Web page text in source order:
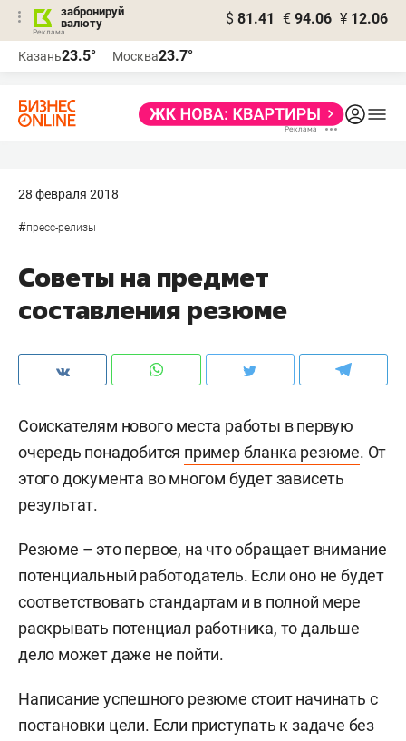
забронируй
валюту
$ 81.41 € 94.06 ¥ 12.06
Казань23.5° Москва23.7°
28 февраля 2018
#пресс-релизы
Советы на предмет
составления резюме
Соискателям нового места работы в первую
очередь понадобится пример бланка резюме. От
этого документа во многом будет зависеть
результат.
Резюме – это первое, на что обращает внимание
потенциальный работодатель. Если оно не будет
соответствовать стандартам и в полной мере
раскрывать потенциал работника, то дальше
дело может даже не пойти.
Написание успешного резюме стоит начинать с
постановки цели. Если приступать к задаче без